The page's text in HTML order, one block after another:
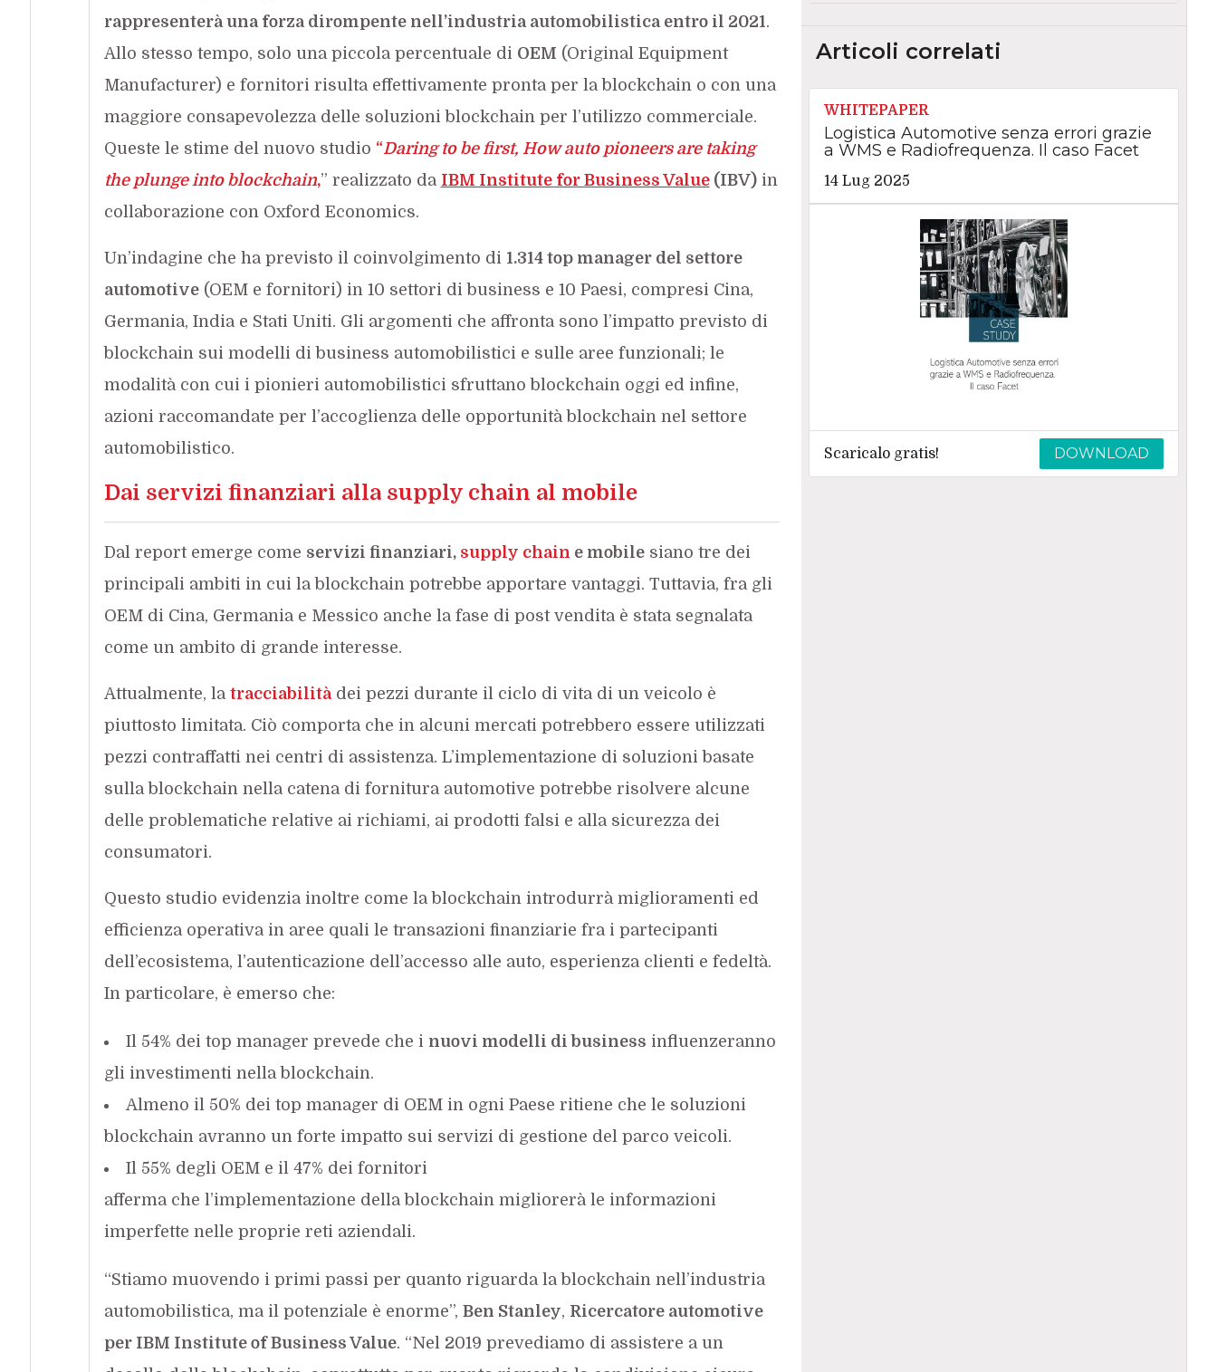
rappresenterà una forza dirompente nell’industria automobilistica entro il 2021.
Allo stesso tempo, solo una piccola percentuale di OEM (Original Equipment
Manufacturer) e fornitori risulta effettivamente pronta per la blockchain o con una
maggiore consapevolezza delle soluzioni blockchain per l’utilizzo commerciale.
Queste le stime del nuovo studio “Daring to be first, How auto pioneers are taking
the plunge into blockchain,” realizzato da IBM Institute for Business Value(IBV)in
collaborazione con Oxford Economics.
Un’indagine che ha previsto il coinvolgimento di 1.314 top manager del settore
automotive(OEM e fornitori) in 10 settori di business e 10 Paesi, compresi Cina,
Germania, India e Stati Uniti. Gli argomenti che affronta sono l’impatto previsto di
blockchain sui modelli di business automobilistici e sulle aree funzionali; le
modalità con cui i pionieri automobilistici sfruttano blockchain oggi ed infine,
azioni raccomandate per l’accoglienza delle opportunità blockchain nel settore
automobilistico.
Dai servizi finanziari alla supply chain al mobile
Dal report emerge come servizi finanziari, supply chain e mobilesiano tre dei
principali ambiti in cui la blockchain potrebbe apportare vantaggi. Tuttavia, fra gli
OEM di Cina, Germania e Messico anche la fase di post vendita è stata segnalata
come un ambito di grande interesse.
Attualmente, la tracciabilitàdei pezzi durante il ciclo di vita di un veicolo è
piuttosto limitata. Ciò comporta che in alcuni mercati potrebbero essere utilizzati
pezzi contraffatti nei centri di assistenza. L’implementazione di soluzioni basate
sulla blockchain nella catena di fornitura automotive potrebbe risolvere alcune
delle problematiche relative ai richiami, ai prodotti falsi e alla sicurezza dei
consumatori.
Questo studio evidenzia inoltre come la blockchain introdurrà miglioramenti ed
efficienza operativa in aree quali le transazioni finanziarie fra i partecipanti
dell’ecosistema, l’autenticazione dell’accesso alle auto, esperienza clienti e fedeltà.
In particolare, è emerso che:
Il 54% dei top manager prevede che i nuovi modelli di business influenzeranno
gli investimenti nella blockchain.
Almeno il 50% dei top manager di OEM in ogni Paese ritiene che le soluzioni
blockchain avranno un forte impatto sui servizi di gestione del parco veicoli.
Il 55% degli OEM e il 47% dei fornitori
afferma che l’implementazione della blockchain migliorerà le informazioni
imperfette nelle proprie reti aziendali.
“Stiamo muovendo i primi passi per quanto riguarda la blockchain nell’industria
automobilistica, ma il potenziale è enorme”, Ben Stanley, Ricercatore automotive
per IBM Institute of Business Value. “Nel 2019 prevediamo di assistere a un
Articoli correlati
WHITEPAPER
Logistica Automotive senza errori grazie
a WMS e Radiofrequenza. Il caso Facet
14 Lug 2025
Scaricalo gratis! DOWNLOAD